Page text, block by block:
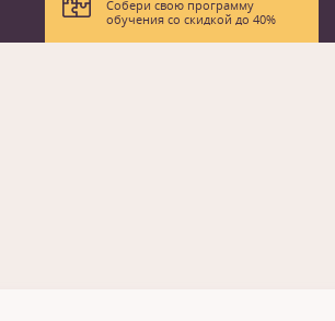
Собери свою программу
обучения со скидкой до 40%